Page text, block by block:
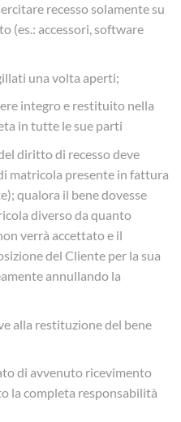
recesso solamente su
(es.: accessori, software
una volta aperti;
integro e restituito nella
in tutte le sue parti
diritto di recesso deve
matricola presente in fattura
qualora il bene dovesse
diverso da quanto
verrà accettato e il
del Cliente per la sua
annullando la
alla restituzione del bene
di avvenuto ricevimento
la completa responsabilità